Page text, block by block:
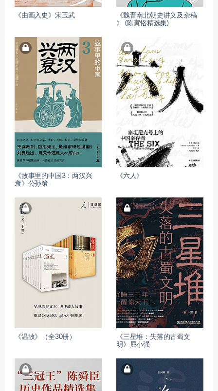
《由画入史》宋玉武
《魏晋南北朝史讲义及杂稿
》 (陈寅恪精选集)
《故事里的中国3：两汉兴
衰》公孙策
《六人》
《温故》（全30册）
《三星堆：失落的古蜀文
明》屈小强